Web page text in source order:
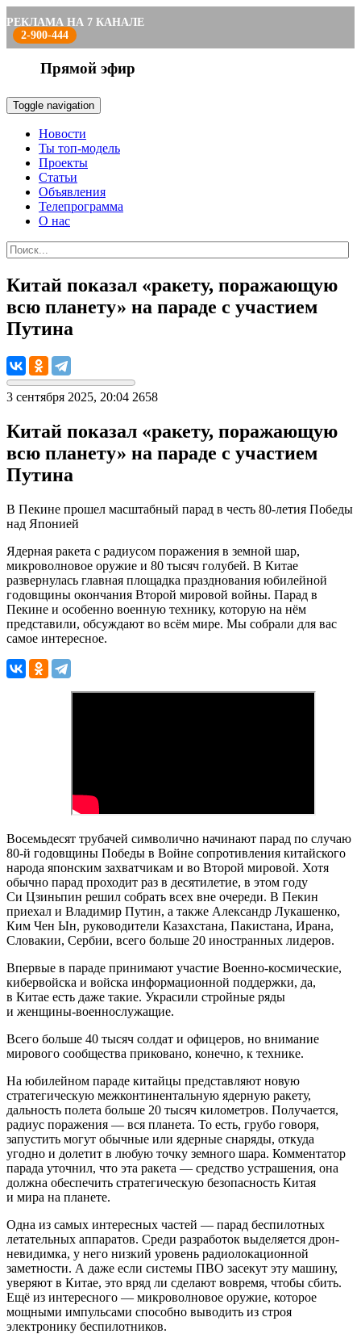
РЕКЛАМА НА 7 КАНАЛЕ
2-900-444
Прямой эфир
Toggle navigation
Новости
Ты топ-модель
Проекты
Статьи
Объявления
Телепрограмма
О нас
Китай показал «ракету, поражающую
всю планету» на параде с участием
Путина
3 сентября 2025, 20:04 2658
Китай показал «ракету, поражающую
всю планету» на параде с участием
Путина
В Пекине прошел масштабный парад в честь 80-летия Победы
над Японией
Ядерная ракета с радиусом поражения в земной шар,
микроволновое оружие и 80 тысяч голубей. В Китае
развернулась главная площадка празднования юбилейной
годовщины окончания Второй мировой войны. Парад в
Пекине и особенно военную технику, которую на нём
представили, обсуждают во всём мире. Мы собрали для вас
самое интересное.
Восемьдесят трубачей символично начинают парад по случаю
80-й годовщины Победы в Войне сопротивления китайского
народа японским захватчикам и во Второй мировой. Хотя
обычно парад проходит раз в десятилетие, в этом году
Си Цзиньпин решил собрать всех вне очереди. В Пекин
приехал и Владимир Путин, а также Александр Лукашенко,
Ким Чен Ын, руководители Казахстана, Пакистана, Ирана,
Словакии, Сербии, всего больше 20 иностранных лидеров.
Впервые в параде принимают участие Военно-космические,
кибервойска и войска информационной поддержки, да,
в Китае есть даже такие. Украсили стройные ряды
и женщины-военнослужащие.
Всего больше 40 тысяч солдат и офицеров, но внимание
мирового сообщества приковано, конечно, к технике.
На юбилейном параде китайцы представляют новую
стратегическую межконтинентальную ядерную ракету,
дальность полета больше 20 тысяч километров. Получается,
радиус поражения — вся планета. То есть, грубо говоря,
запустить могут обычные или ядерные снаряды, откуда
угодно и долетит в любую точку земного шара. Комментатор
парада уточнил, что эта ракета — средство устрашения, она
должна обеспечить стратегическую безопасность Китая
и мира на планете.
Одна из самых интересных частей — парад беспилотных
летательных аппаратов. Среди разработок выделяется дрон-
невидимка, у него низкий уровень радиолокационной
заметности. А даже если системы ПВО засекут эту машину,
уверяют в Китае, это вряд ли сделают вовремя, чтобы сбить.
Ещё из интересного — микроволновое оружие, которое
мощными импульсами способно выводить из строя
электронику беспилотников.